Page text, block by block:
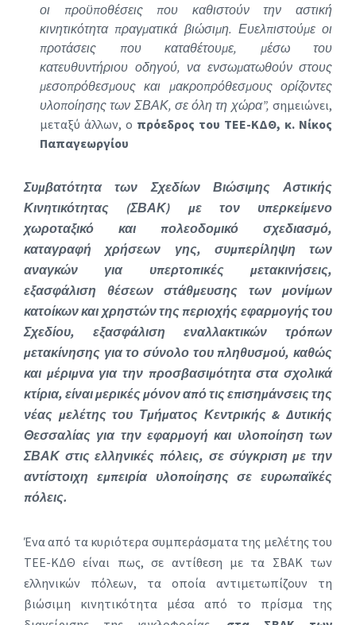
οι προϋποθέσεις που καθιστούν την αστική
κινητικότητα πραγματικά βιώσιμη. Ευελπιστούμε οι
προτάσεις που καταθέτουμε, μέσω του
κατευθυντήριου οδηγού, να ενσωματωθούν στους
μεσοπρόθεσμους και μακροπρόθεσμους ορίζοντες
υλοποίησης των ΣΒΑΚ, σε όλη τη χώρα”,σημειώνει,
μεταξύ άλλων, ο πρόεδρος του ΤΕΕ-ΚΔΘ, κ. Νίκος
Παπαγεωργίου
Συμβατότητα των Σχεδίων Βιώσιμης Αστικής
Κινητικότητας (ΣΒΑΚ) με τον υπερκείμενο
χωροταξικό και πολεοδομικό σχεδιασμό,
καταγραφή χρήσεων γης, συμπερίληψη των
αναγκών για υπερτοπικές μετακινήσεις,
εξασφάλιση θέσεων στάθμευσης των μονίμων
κατοίκων και χρηστών της περιοχής εφαρμογής του
Σχεδίου, εξασφάλιση εναλλακτικών τρόπων
μετακίνησης για το σύνολο του πληθυσμού, καθώς
και μέριμνα για την προσβασιμότητα στα σχολικά
κτίρια, είναι μερικές μόνον από τις επισημάνσεις της
νέας μελέτης του Τμήματος Κεντρικής & Δυτικής
Θεσσαλίας για την εφαρμογή και υλοποίηση των
ΣΒΑΚ στις ελληνικές πόλεις, σε σύγκριση με την
αντίστοιχη εμπειρία υλοποίησης σε ευρωπαϊκές
πόλεις.
Ένα από τα κυριότερα συμπεράσματα της μελέτης του
ΤΕΕ-ΚΔΘ είναι πως, σε αντίθεση με τα ΣΒΑΚ των
ελληνικών πόλεων, τα οποία αντιμετωπίζουν τη
βιώσιμη κινητικότητα μέσα από το πρίσμα της